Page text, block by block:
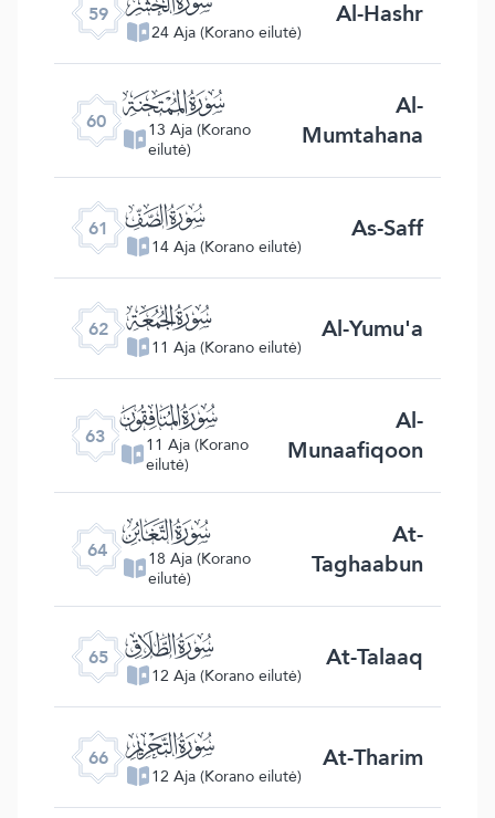
59
24 Aja (Korano eilutė) Al-Hashr
60 ﯩ
13 Aja (Korano
eilutė)
Al-
Mumtahana
61 ﯪ
14 Aja (Korano eilutė) As-Saff
62 ﯫ
11 Aja (Korano eilutė) Al-Yumu'a
63 ﯬ
11 Aja (Korano
eilutė)
Al-
Munaafiqoon
64 ﯭ
18 Aja (Korano
eilutė)
At-
Taghaabun
65 ﯮ
12 Aja (Korano eilutė) At-Talaaq
66 ﯯ
12 Aja (Korano eilutė) At-Tharim